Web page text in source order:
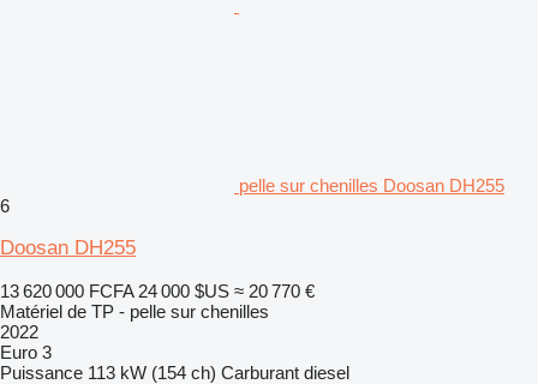
pelle sur chenilles Doosan DH255
6
Doosan DH255
13 620 000 FCFA 24 000 $US ≈ 20 770 €
Matériel de TP - pelle sur chenilles
2022
Euro 3
Puissance 113 kW (154 ch) Carburant diesel